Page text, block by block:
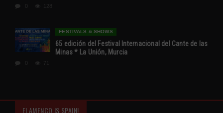
128
FESTIVALS & SHOWS
65 edición del Festival Internacional del Cante de las
Minas * La Unión, Murcia
71
FLAMENCO IS SPAIN!